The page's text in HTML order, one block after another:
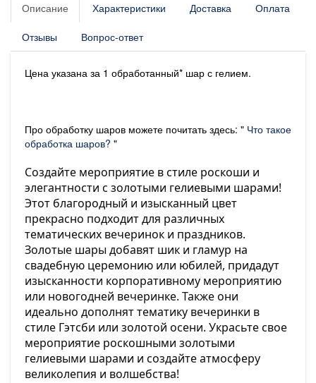
Описание Характеристики Доставка Оплата
Отзывы Вопрос-ответ
Цена указана за 1 обработанный* шар с гелием.
Про обработку шаров можете почитать здесь: " Что такое
обработка шаров? "
Создайте мероприятие в стиле роскоши и
элегантности с золотыми гелиевыми шарами!
Этот благородный и изысканный цвет
прекрасно подходит для различных
тематических вечеринок и праздников.
Золотые шары добавят шик и гламур на
свадебную церемонию или юбилей, придадут
изысканности корпоративному мероприятию
или новогодней вечеринке. Также они
идеально дополнят тематику вечеринки в
стиле Гэтсби или золотой осени. Украсьте свое
мероприятие роскошными золотыми
гелиевыми шарами и создайте атмосферу
великолепия и волшебства!